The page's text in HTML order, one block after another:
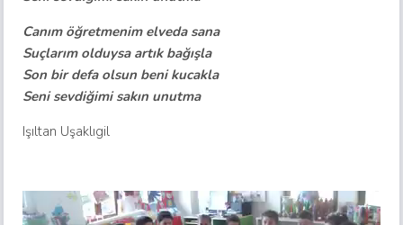
Canım öğretmenim elveda sana
Suçlarım olduysa artık bağışla
Son bir defa olsun beni kucakla
Seni sevdiğimi sakın unutma
Işıltan Uşaklıgil